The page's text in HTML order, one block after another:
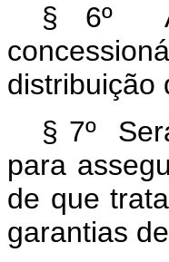
§ 6º A
distribuição
§ 7º
para
de que
garantias